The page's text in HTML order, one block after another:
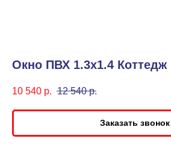
Окно ПВХ 1.3x1.4 Коттедж
10 540 р. 12 540 р.
Заказать звонок